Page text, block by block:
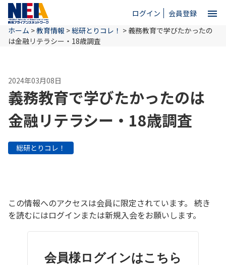
ログイン 会員登録 menu
ホーム
NEAとは
教育情報
ホーム >教育情報 >総研とりコレ！ > 義務教育で学びたかったの
は金融リテラシー・18歳調査
2024年03月08日
義務教育で学びたかったのは
金融リテラシー・18歳調査
総研とりコレ！
この情報へのアクセスは会員に限定されています。 続き
を読むにはログインまたは新規入会をお願いします。
会員様ログインはこちら